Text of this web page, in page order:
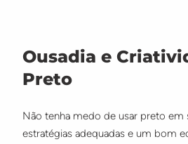
Ousadia e
Preto
Não tenha medo de usar preto em
estratégias adequadas e um bom